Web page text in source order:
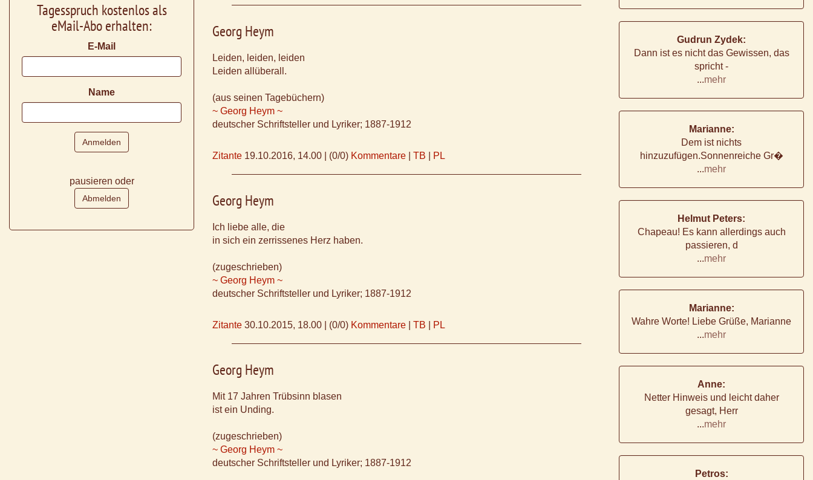
Georg Heym
Leiden, leiden, leiden
Leiden allüberall.
(aus seinen Tagebüchern)
~ Georg Heym ~
deutscher Schriftsteller und Lyriker; 1887-1912
Zitante 19.10.2016, 14.00 (0/0) Kommentare TB PL
Georg Heym
Ich liebe alle, die
in sich ein zerrissenes Herz haben.
(zugeschrieben)
~ Georg Heym ~
deutscher Schriftsteller und Lyriker; 1887-1912
Zitante 30.10.2015, 18.00 (0/0) Kommentare TB PL
Georg Heym
Mit 17 Jahren Trübsinn blasen
ist ein Unding.
(zugeschrieben)
~ Georg Heym ~
deutscher Schriftsteller und Lyriker; 1887-1912
Tagesspruch kostenlos als
eMail-Abo erhalten:
E-Mail
Name
pausieren oder
Gudrun Zydek:
Dann ist es nicht das Gewissen, das
spricht -
...mehr
Marianne:
Dem ist nichts
hinzuzufügen.Sonnenreiche Gr�
...mehr
Helmut Peters:
Chapeau! Es kann allerdings auch
passieren, d
...mehr
Marianne:
Wahre Worte! Liebe Grüße, Marianne
...mehr
Anne:
Netter Hinweis und leicht daher
gesagt, Herr
...mehr
Petros: